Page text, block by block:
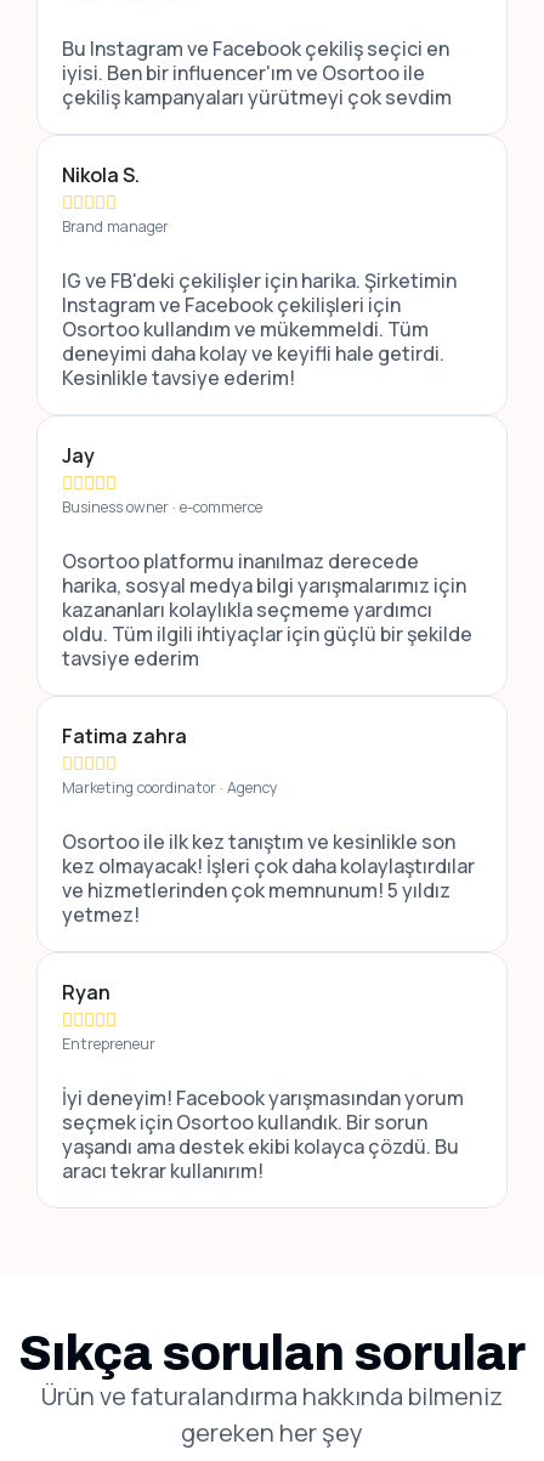
Bu Instagram ve Facebook çekiliş seçici en
iyisi. Ben bir influencer'ım ve Osortoo ile
çekiliş kampanyaları yürütmeyi çok sevdim
Nikola S.
    
Brand manager
IG ve FB'deki çekilişler için harika. Şirketimin
Instagram ve Facebook çekilişleri için
Osortoo kullandım ve mükemmeldi. Tüm
deneyimi daha kolay ve keyifli hale getirdi.
Kesinlikle tavsiye ederim!
Jay
    
Business owner · e-commerce
Osortoo platformu inanılmaz derecede
harika, sosyal medya bilgi yarışmalarımız için
kazananları kolaylıkla seçmeme yardımcı
oldu. Tüm ilgili ihtiyaçlar için güçlü bir şekilde
tavsiye ederim
Fatima zahra
    
Marketing coordinator · Agency
Osortoo ile ilk kez tanıştım ve kesinlikle son
kez olmayacak! İşleri çok daha kolaylaştırdılar
ve hizmetlerinden çok memnunum! 5 yıldız
yetmez!
Ryan
    
Entrepreneur
İyi deneyim! Facebook yarışmasından yorum
seçmek için Osortoo kullandık. Bir sorun
yaşandı ama destek ekibi kolayca çözdü. Bu
aracı tekrar kullanırım!
Sıkça sorulan sorular
Ürün ve faturalandırma hakkında bilmeniz
gereken her şey